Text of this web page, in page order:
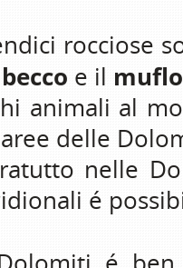
rocciose
e il
animali al
delle
nelle
é